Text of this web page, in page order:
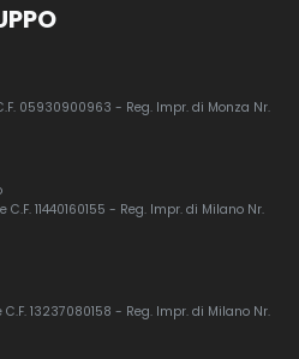
05930900963 - Reg. Impr. di Monza Nr.
11440160155 - Reg. Impr. di Milano Nr.
13237080158 - Reg. Impr. di Milano Nr.